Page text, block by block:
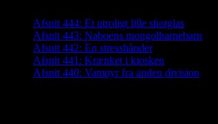
Afsnit 444: Et utroligt lille shotglas
Afsnit 443: Naboens mongolbarnebarn
Afsnit 442: En stresshånder
Afsnit 441: Krænket i kiosken
Afsnit 440: Vampyr fra anden division